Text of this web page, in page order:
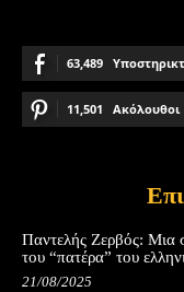
63,489
11,501 Ακόλουθοι
Παντελής Ζερβός: Μια
του “πατέρα” του
21/08/2025